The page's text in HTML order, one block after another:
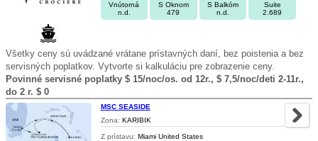
Vnútorná
n.d.
S Oknom
479
S Balkóm
n.d.
Suite
2.689
Všetky ceny sú uvádzané vrátane prístavných daní, bez poistenia a bez
servisných poplatkov. Vytvorte si kalkuláciu pre zobrazenie ceny.
Povinné servisné poplatky $ 15/noc/os. od 12r., $ 7,5/noc/deti 2-11r.,
do 2 r. $ 0
MSC SEASIDE
Zona: KARIBIK
Z prístavu: Miami United States